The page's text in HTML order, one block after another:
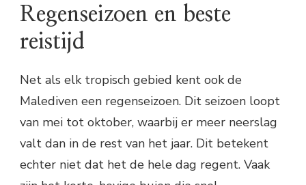
Regenseizoen en beste
reistijd
Net als elk tropisch gebied kent ook de
Malediven een regenseizoen. Dit seizoen loopt
van mei tot oktober, waarbij er meer neerslag
valt dan in de rest van het jaar. Dit betekent
echter niet dat het de hele dag regent. Vaak